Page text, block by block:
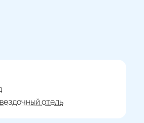
отель